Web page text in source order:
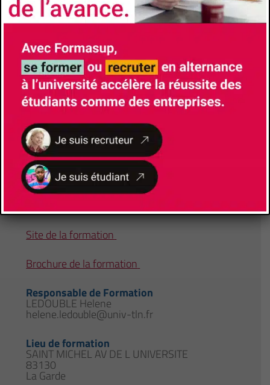
CONTACTS
Université
Université de Toulon
Faculté/Institut/Ecole
UFR Lettres,UFR Lettres, Langues et Sciences
Site de la formation
Brochure de la formation
Responsable de Formation
LEDOUBLE Helene
helene.ledouble@univ-tln.fr
Lieu de formation
SAINT MICHEL AV DE L UNIVERSITE
83130
La Garde